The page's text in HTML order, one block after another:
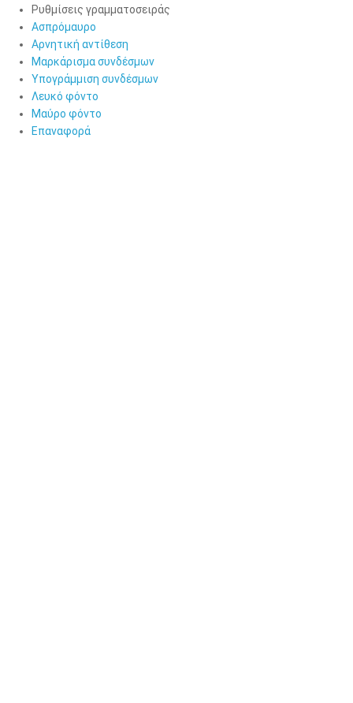
Ρυθμίσεις γραμματοσειράς
Ασπρόμαυρο
Αρνητική αντίθεση
Μαρκάρισμα συνδέσμων
Υπογράμμιση συνδέσμων
Λευκό φόντο
Μαύρο φόντο
Επαναφορά